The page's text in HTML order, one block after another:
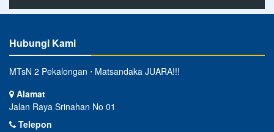
Hubungi Kami
MTsN 2 Pekalongan ⋅ Matsandaka JUARA!!!
Alamat
Jalan Raya Srinahan No 01
Telepon